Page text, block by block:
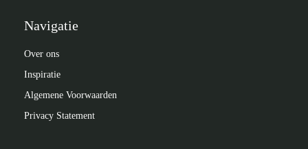
Navigatie
Over ons
Inspiratie
Algemene Voorwaarden
Privacy Statement